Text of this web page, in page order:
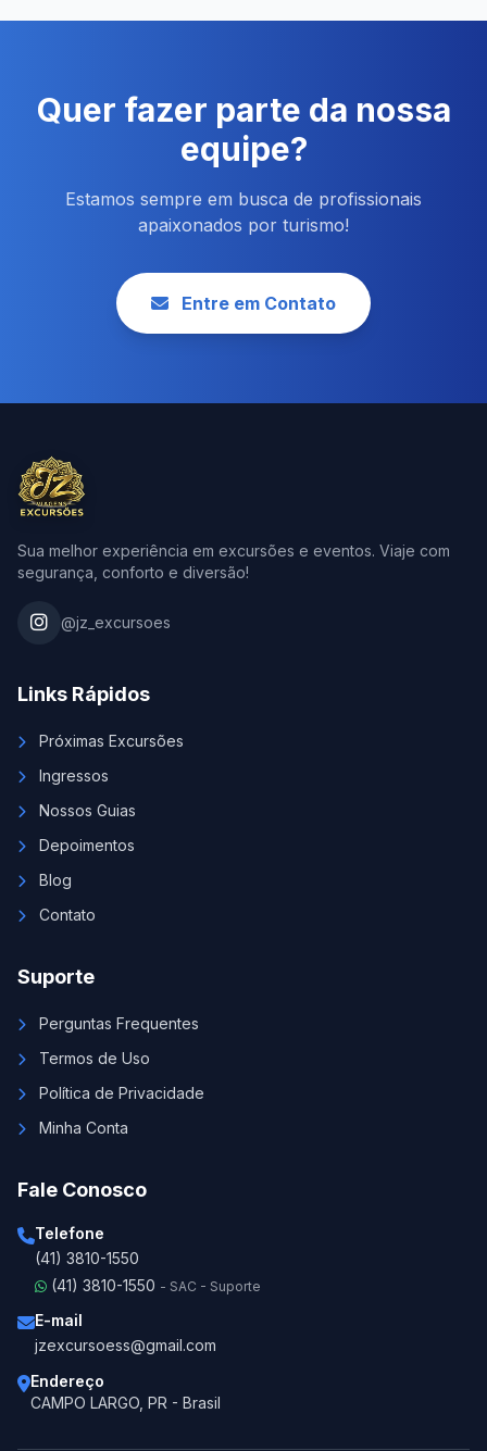
Quer fazer parte da nossa
equipe?
Estamos sempre em busca de profissionais
apaixonados por turismo!
Entre em Contato
Sua melhor experiência em excursões e eventos. Viaje com
segurança, conforto e diversão!
@jz_excursoes
Links Rápidos
Próximas Excursões
Ingressos
Nossos Guias
Depoimentos
Blog
Contato
Suporte
Perguntas Frequentes
Termos de Uso
Política de Privacidade
Minha Conta
Fale Conosco
Telefone
(41) 3810-1550
(41) 3810-1550 - SAC - Suporte
E-mail
jzexcursoess@gmail.com
Endereço
CAMPO LARGO, PR - Brasil